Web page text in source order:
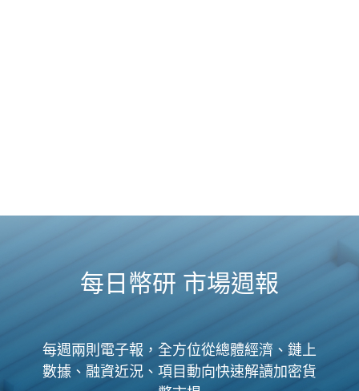
每日幣研 市場週報
每週兩則電子報，全方位從總體經濟、鏈上
數據、融資近況、項目動向快速解讀加密貨